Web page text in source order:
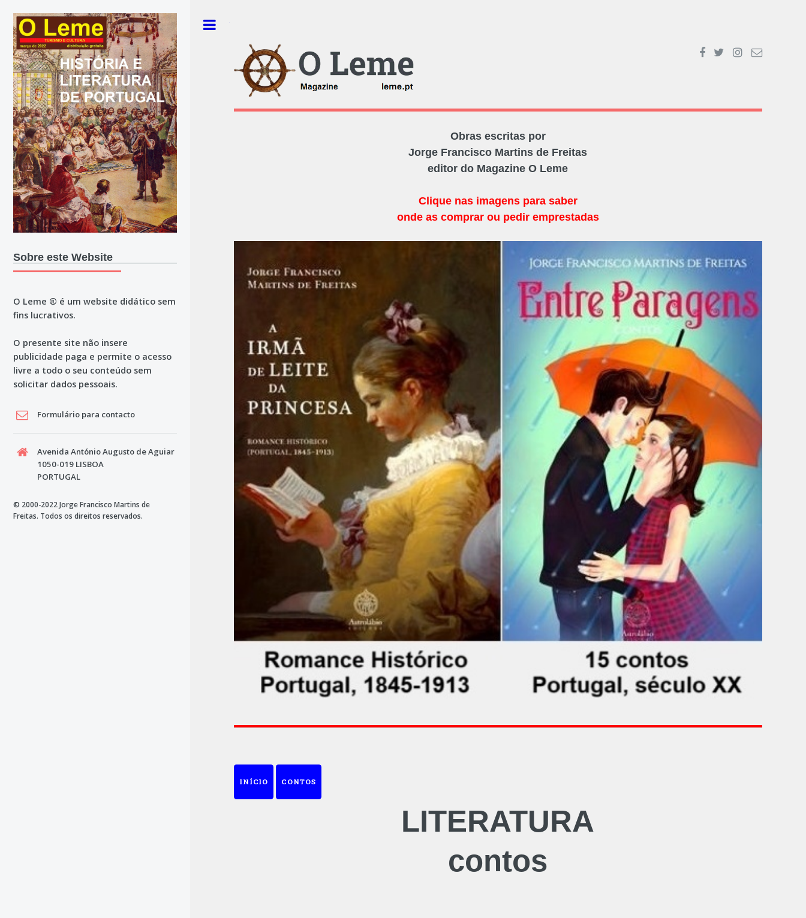
Obras escritas por
Jorge Francisco Martins de Freitas
editor do Magazine O Leme
Clique nas imagens para saber
onde as comprar ou pedir emprestadas
INÍCIO CONTOS
LITERATURA
contos
Sobre este Website
O Leme ® é um website didático sem
fins lucrativos.
O presente site não insere
publicidade paga e permite o acesso
livre a todo o seu conteúdo sem
solicitar dados pessoais.
Formulário para contacto
Avenida António Augusto de Aguiar
1050-019 LISBOA
PORTUGAL
© 2000-2022 Jorge Francisco Martins de
Freitas. Todos os direitos reservados.